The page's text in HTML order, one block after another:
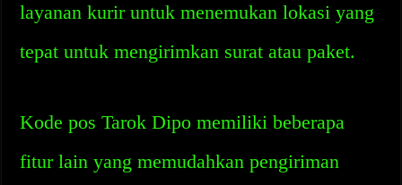
layanan kurir untuk menemukan lokasi yang
tepat untuk mengirimkan surat atau paket.
Kode pos Tarok Dipo memiliki beberapa
fitur lain yang memudahkan pengiriman